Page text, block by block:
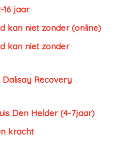
16 jaar
kan niet zonder (online)
kan niet zonder
Dalisay Recovery
Den Helder (4-7jaar)
kracht